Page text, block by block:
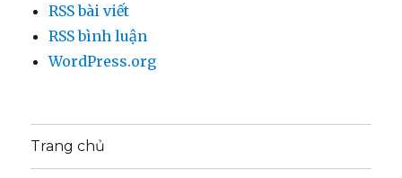
RSS bài viết
RSS bình luận
WordPress.org
Trang chủ